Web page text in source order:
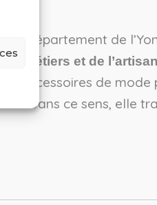
Département de
métiers et de
de mode
Dans ce sens, elle